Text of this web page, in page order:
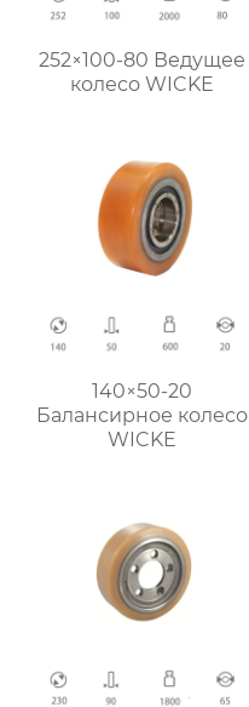
252×100-80 Ведущее
колесо WICKE
140×50-20
Балансирное колесо
WICKE